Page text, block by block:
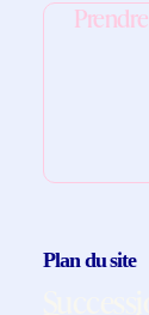
Prendre
Plan du site